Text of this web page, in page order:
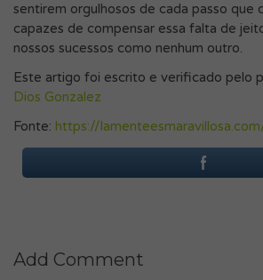
sentirem orgulhosos de cada passo que
capazes de compensar essa falta de
nossos sucessos como nenhum outro.
Este artigo foi escrito e verificado pelo
Dios Gonzalez
Fonte: https://
Add Comment